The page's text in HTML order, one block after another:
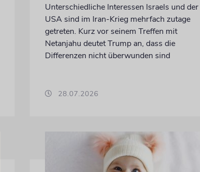
Unterschiedliche Interessen Israels und der
USA sind im Iran-Krieg mehrfach zutage
getreten. Kurz vor seinem Treffen mit
Netanjahu deutet Trump an, dass die
Differenzen nicht überwunden sind
28.07.2026